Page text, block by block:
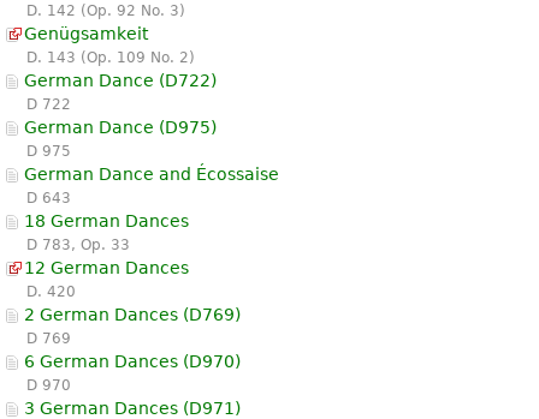
D. 142 (Op. 92 No. 3)
Genügsamkeit
D. 143 (Op. 109 No. 2)
German Dance (D722)
D 722
German Dance (D975)
D 975
German Dance and Écossaise
D 643
18 German Dances
D 783, Op. 33
12 German Dances
D. 420
2 German Dances (D769)
D 769
6 German Dances (D970)
D 970
3 German Dances (D971)